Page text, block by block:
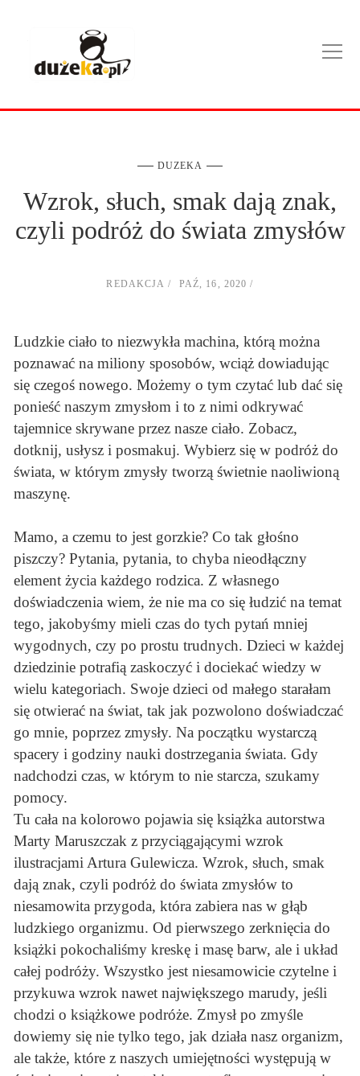
DUZEKA
Wzrok, słuch, smak dają znak,
czyli podróż do świata zmysłów
REDAKCJA PAŹ, 16, 2020
Ludzkie ciało to niezwykła machina, którą można
poznawać na miliony sposobów, wciąż dowiadując
się czegoś nowego. Możemy o tym czytać lub dać się
ponieść naszym zmysłom i to z nimi odkrywać
tajemnice skrywane przez nasze ciało. Zobacz,
dotknij, usłysz i posmakuj. Wybierz się w podróż do
świata, w którym zmysły tworzą świetnie naoliwioną
maszynę.
Mamo, a czemu to jest gorzkie? Co tak głośno
piszczy? Pytania, pytania, to chyba nieodłączny
element życia każdego rodzica. Z własnego
doświadczenia wiem, że nie ma co się łudzić na temat
tego, jakobyśmy mieli czas do tych pytań mniej
wygodnych, czy po prostu trudnych. Dzieci w każdej
dziedzinie potrafią zaskoczyć i dociekać wiedzy w
wielu kategoriach. Swoje dzieci od małego starałam
się otwierać na świat, tak jak pozwolono doświadczać
go mnie, poprzez zmysły. Na początku wystarczą
spacery i godziny nauki dostrzegania świata. Gdy
nadchodzi czas, w którym to nie starcza, szukamy
pomocy.
Tu cała na kolorowo pojawia się książka autorstwa
Marty Maruszczak z przyciągającymi wzrok
ilustracjami Artura Gulewicza. Wzrok, słuch, smak
dają znak, czyli podróż do świata zmysłów to
niesamowita przygoda, która zabiera nas w głąb
ludzkiego organizmu. Od pierwszego zerknięcia do
książki pokochaliśmy kreskę i masę barw, ale i układ
całej podróży. Wszystko jest niesamowicie czytelne i
przykuwa wzrok nawet największego marudy, jeśli
chodzi o książkowe podróże. Zmysł po zmyśle
dowiemy się nie tylko tego, jak działa nasz organizm,
ale także, które z naszych umiejętności występują w